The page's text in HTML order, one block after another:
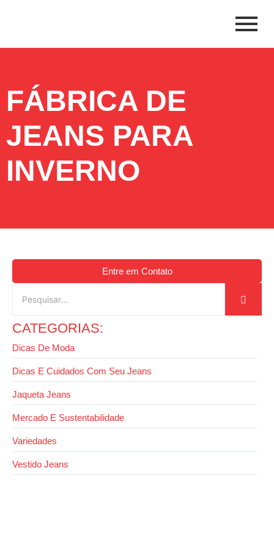
FÁBRICA DE
JEANS PARA
INVERNO
Entre em Contato
CATEGORIAS:
Dicas De Moda
Dicas E Cuidados Com Seu Jeans
Jaqueta Jeans
Mercado E Sustentabilidade
Variedades
Vestido Jeans